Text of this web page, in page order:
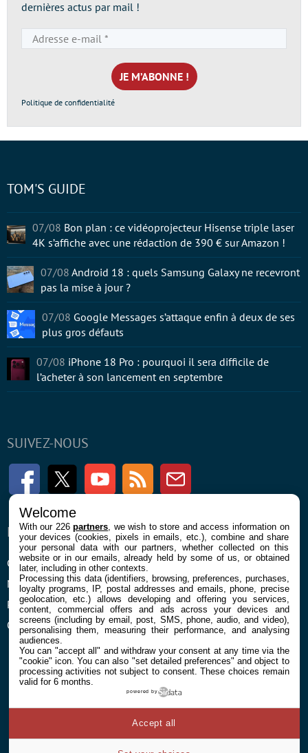
dernières actus par mail !
e-
mail
*
Politique de confidentialité
SUIVEZ-NOUS
FacebookTwitter Youtube RSS Newsletter
ENTREPRISE
Confidentialité et Cookies
Mentions légales et CGU
Préférences Cookies
Qui sommes nous
À PROPOS
Contact
TOM'S GUIDE
07/08 Bon plan : ce vidéoprojecteur Hisense triple laser
4K s’affiche avec une rédaction de 390 € sur Amazon !
07/08 Android 18 : quels Samsung Galaxy ne recevront
pas la mise à jour ?
07/08 Google Messages s’attaque enfin à deux de ses
plus gros défauts
07/08 iPhone 18 Pro : pourquoi il sera difficile de
l’acheter à son lancement en septembre
Welcome
With our 226partners , we wish to store and access information on
your devices (cookies, pixels in emails, etc.), combine and share
your personal data with our partners, whether collected on this
website or in our emails, already held by some of us, or obtained
later, including in other contexts.
Processing this data (identifiers, browsing, preferences, purchases,
loyalty programs, IP, postal addresses and emails, phone, precise
geolocation, etc.) allows developing and offering you services,
content, commercial offers and ads across your devices and
screens (including by email, post, SMS, phone, audio, and video),
personalising them, measuring their performance, and analysing
audiences.
You can "accept all" and withdraw your consent at any time via the
"cookie" icon. You can also "set detailed preferences" and object to
processing activities not subject to consent. These choices remain
valid for 6 months.
powered by
Accept all